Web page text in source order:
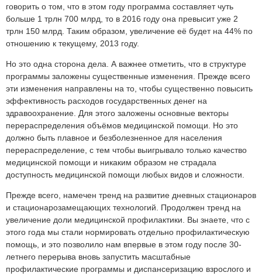
говорить о том, что в этом году программа составляет чуть
больше 1 трлн 700 млрд, то в 2016 году она превысит уже 2
трлн 150 млрд. Таким образом, увеличение её будет на 44% по
отношению к текущему, 2013 году.
Но это одна сторона дела. А важнее отметить, что в структуре
программы заложены существенные изменения. Прежде всего
эти изменения направлены на то, чтобы существенно повысить
эффективность расходов государственных денег на
здравоохранение. Для этого заложены основные векторы
перераспределения объёмов медицинской помощи. Но это
должно быть плавное и безболезненное для населения
перераспределение, с тем чтобы выигрывало только качество
медицинской помощи и никаким образом не страдала
доступность медицинской помощи любых видов и сложности.
Прежде всего, намечен тренд на развитие дневных стационаров
и стационарозамещающих технологий. Продолжен тренд на
увеличение доли медицинской профилактики. Вы знаете, что с
этого года мы стали нормировать отдельно профилактическую
помощь, и это позволило нам впервые в этом году после 30-
летнего перерыва вновь запустить масштабные
профилактические программы и диспансеризацию взрослого и